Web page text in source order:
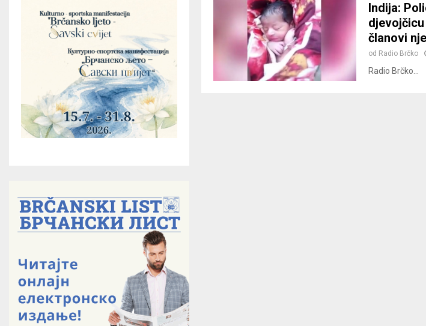
Indija:
članovi
od Radio Brčko
Radio Brčko...